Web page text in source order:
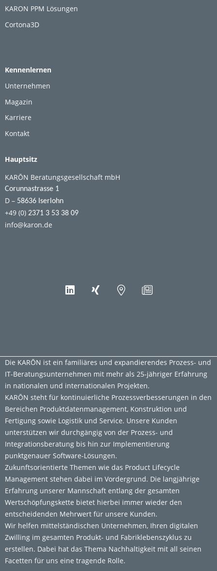
KARON PPM Lösungen
Cortona3D
Kennenlernen
Unternehmen
Magazin
Karriere
Kontakt
Hauptsitz
KARŌN Beratungsgesellschaft mbH
Corunnastrasse 1
D – 58636 Iserlohn
+49 (0) 2371 3 53 38 09
info@karon.de
Die KARŌN ist ein familiäres und expandierendes Prozess- und
IT-Beratungsunternehmen mit mehr als 25-jähriger Erfahrung
in nationalen und internationalen Projekten.
KARŌN steht für kontinuierliche Prozessverbesserungen in den
Bereichen Produktdatenmanagement, Konstruktion und
Fertigung sowie Logistik und Service. Unsere Kunden
unterstützen wir durchgängig von der Prozess- und
Integrationsberatung bis hin zur Implementierung
punktgenauer Software-Lösungen.
Zukunftsorientierte Themen wie das Product Lifecycle
Management stehen dabei im Vordergrund. Die langjährige
Erfahrung unserer Mannschaft entlang der gesamten
Wertschöpfungskette bietet hierbei immer wieder den
entscheidenden Mehrwert für unsere Kunden.
Wir helfen mittelständischen Unternehmen, Ihren digitalen
Zwilling im gesamten Produkt- und Fabriklebenszyklus zu
erstellen. Dabei hat das Thema Nachhaltigkeit mit all seinen
Facetten für uns eine tragende Rolle.